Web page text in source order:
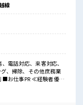
線
電話対応、来客対応、
、掃除、その他庶務業
ブランクがあっても大